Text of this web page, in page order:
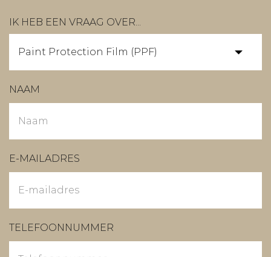
IK HEB EEN VRAAG OVER...
NAAM
E-MAILADRES
TELEFOONNUMMER